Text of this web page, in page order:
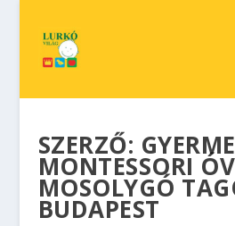
SZERZŐ:
MONTESSORI
MOSOLYGÓ
BUDAPEST